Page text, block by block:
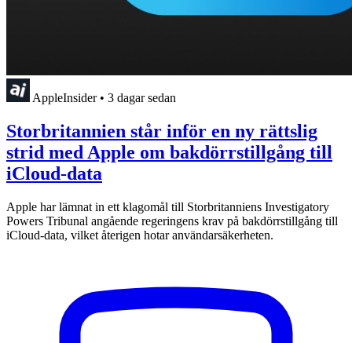
AppleInsider • 3 dagar sedan
Storbritannien står inför en ny rättslig
strid med Apple om bakdörrstillgång till
iCloud-data
Apple har lämnat in ett klagomål till Storbritanniens Investigatory
Powers Tribunal angående regeringens krav på bakdörrstillgång till
iCloud-data, vilket återigen hotar användarsäkerheten.